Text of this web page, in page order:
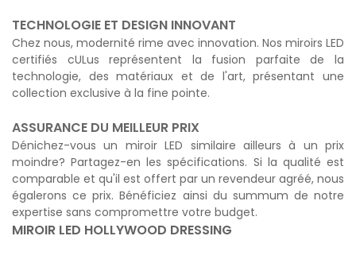
TECHNOLOGIE ET DESIGN INNOVANT
Chez nous, modernité rime avec innovation. Nos miroirs LED
certifiés cULus représentent la fusion parfaite de la
technologie, des matériaux et de l'art, présentant une
collection exclusive à la fine pointe.
ASSURANCE DU MEILLEUR PRIX
Dénichez-vous un miroir LED similaire ailleurs à un prix
moindre? Partagez-en les spécifications. Si la qualité est
comparable et qu'il est offert par un revendeur agréé, nous
égalerons ce prix. Bénéficiez ainsi du summum de notre
expertise sans compromettre votre budget.
MIROIR LED HOLLYWOOD DRESSING